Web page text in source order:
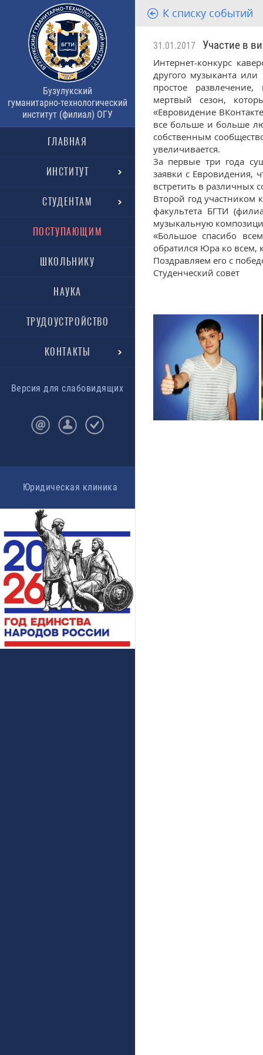
Бузулукский
гуманитарно-технологический
институт (филиал) ОГУ
ГЛАВНАЯ
ИНСТИТУТ
СТУДЕНТАМ
ПОСТУПАЮЩИМ
ШКОЛЬНИКУ
НАУКА
ТРУДОУСТРОЙСТВО
КОНТАКТЫ
Версия для слабовидящих
Юридическая клиника
К списку событий
31.01.2017 Участие в
Интернет-конкурс
другого музыканта
простое
мертвый сезон,
«Евровидение
все больше и больше
собственным
увеличивается.
За первые три года
заявки с Евровидения,
встретить в различных
Второй год участником
факультета БГТИ
музыкальную
«Большое спасибо
обратился Юра ко всем,
Поздравляем его с
Студенческий совет